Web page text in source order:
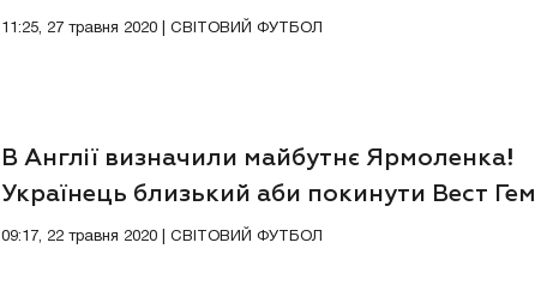
11:25, 27 травня 2020 | СВІТОВИЙ ФУТБОЛ
В Англії визначили майбутнє Ярмоленка!
Українець близький аби покинути Вест Гем
09:17, 22 травня 2020 | СВІТОВИЙ ФУТБОЛ